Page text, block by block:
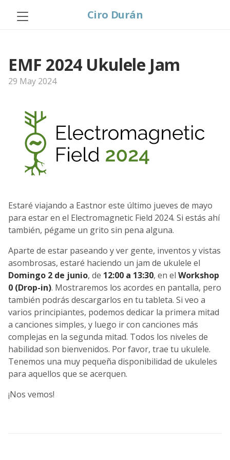
Ciro Durán
EMF 2024 Ukulele Jam
29 May 2024
Estaré viajando a Eastnor este último jueves de mayo
para estar en el Electromagnetic Field 2024. Si estás ahí
también, pégame un grito sin pena alguna.
Aparte de estar paseando y ver gente, inventos y vistas
asombrosas, estaré haciendo un jam de ukulele el
Domingo 2 de junio, de 12:00 a 13:30, en el Workshop
0 (Drop-in). Mostraremos los acordes en pantalla, pero
también podrás descargarlos en tu tableta. Si veo a
varios principiantes, podemos dedicar la primera mitad
a canciones simples, y luego ir con canciones más
complejas en la segunda mitad. Todos los niveles de
habilidad son bienvenidos. Por favor, trae tu ukulele.
Tenemos una muy pequeña disponibilidad de ukuleles
para aquellos que se acerquen.
¡Nos vemos!